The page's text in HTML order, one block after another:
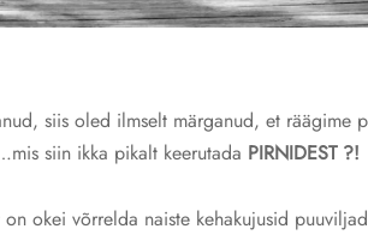
siis oled ilmselt märganud, et räägime
siin ikka pikalt keerutada PIRNIDEST ?!
okei võrrelda naiste kehakujusid